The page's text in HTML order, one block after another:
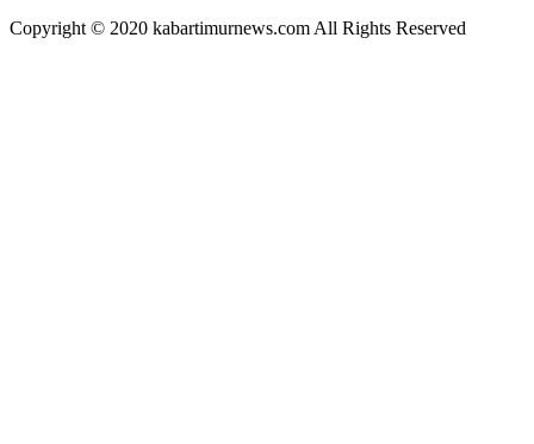
Copyright © 2020 kabartimurnews.com All Rights Reserved